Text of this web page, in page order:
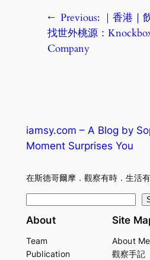
← Previous: ｜香港｜
找世外桃源：
Company
iamsy.com – A Blog by
Moment Surprises You
在斯德哥爾摩．觀察有時．生活
e
r
About
Team
Publication
Site
About Me
觀察手記